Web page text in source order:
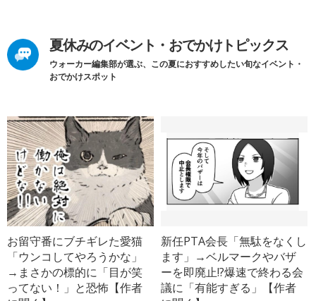
夏休みのイベント・おでかけトピックス
ウォーカー編集部が選ぶ、この夏におすすめしたい旬なイベント・
おでかけスポット
お留守番にブチギレた愛猫
「ウンコしてやろうかな」
→まさかの標的に「目が笑
ってない！」と恐怖【作者
新任PTA会長「無駄をなくし
ます」→ベルマークやバザ
ーを即廃止!?爆速で終わる会
議に「有能すぎる」【作者